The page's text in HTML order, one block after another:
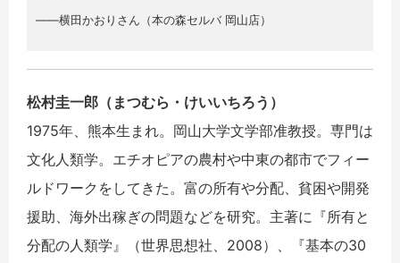
――横田かおりさん（本の森セルバ 岡山店）
松村圭一郎（まつむら・けいいちろう）
1975年、熊本生まれ。岡山大学文学部准教授。専門は
文化人類学。エチオピアの農村や中東の都市でフィー
ルドワークをしてきた。富の所有や分配、貧困や開発
援助、海外出稼ぎの問題などを研究。主著に『所有と
分配の人類学』（世界思想社、2008）、『基本の30